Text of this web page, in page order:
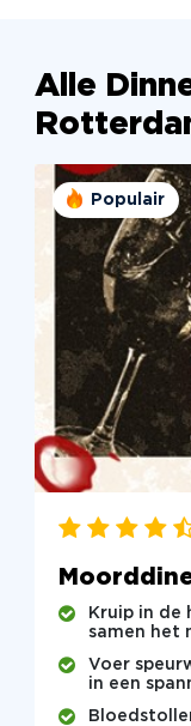
Alle
Populair
Kruip in de
samen het
Voer
in een